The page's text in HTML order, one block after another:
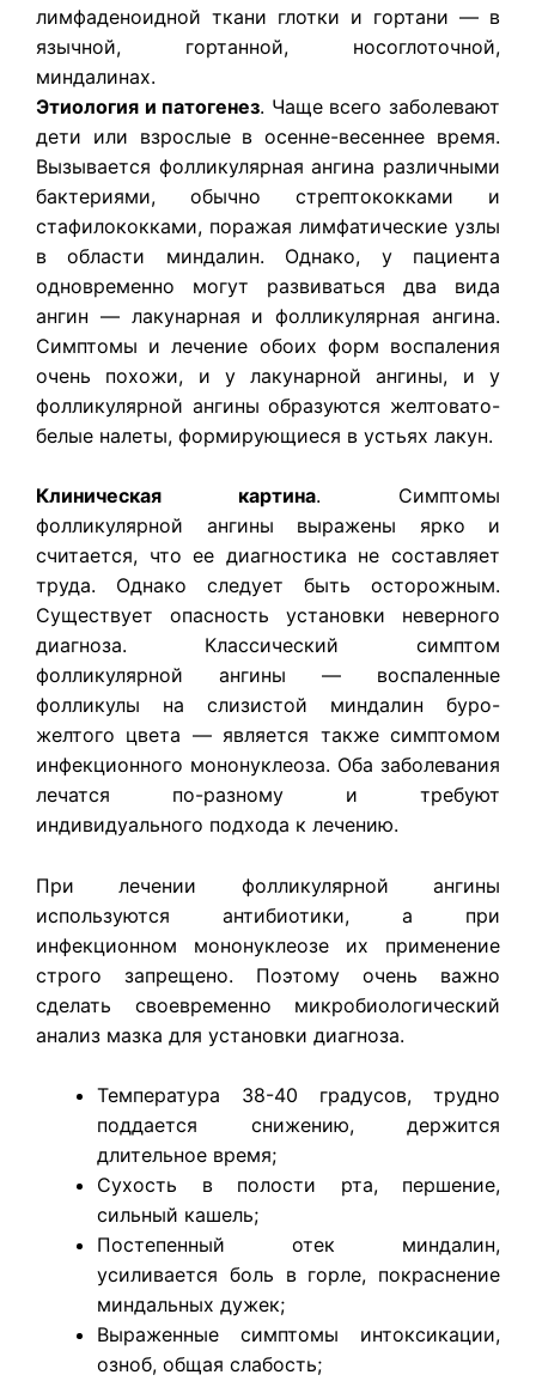
лимфаденоидной ткани глотки и гортани — в
язычной, гортанной, носоглоточной,
миндалинах.
Этиология и патогенез. Чаще всего заболевают
дети или взрослые в осенне-весеннее время.
Вызывается фолликулярная ангина различными
бактериями, обычно стрептококками и
стафилококками, поражая лимфатические узлы
в области миндалин. Однако, у пациента
одновременно могут развиваться два вида
ангин — лакунарная и фолликулярная ангина.
Симптомы и лечение обоих форм воспаления
очень похожи, и у лакунарной ангины, и у
фолликулярной ангины образуются желтовато-
белые налеты, формирующиеся в устьях лакун.
Клиническая картина. Симптомы
фолликулярной ангины выражены ярко и
считается, что ее диагностика не составляет
труда. Однако следует быть осторожным.
Существует опасность установки неверного
диагноза. Классический симптом
фолликулярной ангины — воспаленные
фолликулы на слизистой миндалин буро-
желтого цвета — является также симптомом
инфекционного мононуклеоза. Оба заболевания
лечатся по-разному и требуют
индивидуального подхода к лечению.
При лечении фолликулярной ангины
используются антибиотики, а при
инфекционном мононуклеозе их применение
строго запрещено. Поэтому очень важно
сделать своевременно микробиологический
анализ мазка для установки диагноза.
Температура 38-40 градусов, трудно
поддается снижению, держится
длительное время;
Сухость в полости рта, першение,
сильный кашель;
Постепенный отек миндалин,
усиливается боль в горле, покраснение
миндальных дужек;
Выраженные симптомы интоксикации,
озноб, общая слабость;